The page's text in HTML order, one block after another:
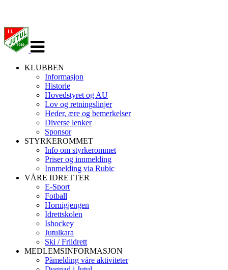
navigasjon
KLUBBEN
Informasjon
Historie
Hovedstyret og AU
Lov og retningslinjer
Heder, ære og bemerkelser
Diverse lenker
Sponsor
STYRKEROMMET
Info om styrkerommet
Priser og innmelding
Innmelding via Rubic
VÅRE IDRETTER
E-Sport
Fotball
Hornigjengen
Idrettskolen
Ishockey
Jutulkara
Ski / Friidrett
MEDLEMSINFORMASJON
Påmelding våre aktiviteter